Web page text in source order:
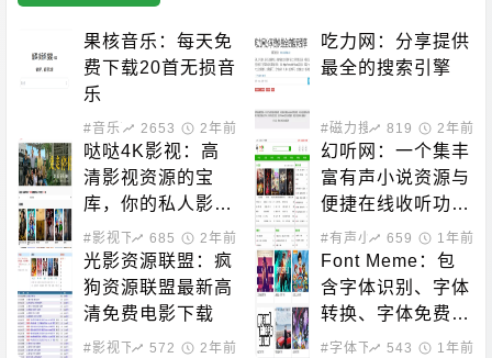
果核音乐：每天免
费下载20首无损音
乐
#音乐下载2653 2年前
吃力网：分享提供
最全的搜索引擎
#磁力搜索819 2年前
哒哒4K影视：高
清影视资源的宝
库，你的私人影院
新选择！
#影视下载 685 2年前
幻听网：一个集丰
富有声小说资源与
便捷在线收听功能
于一体的平台
#有声小说659 1年前
光影资源联盟：疯
狗资源联盟最新高
清免费电影下载
#影视下载 572 2年前
Font Meme：包
含字体识别、字体
转换、字体免费下
载的站点
#字体下载543 1年前